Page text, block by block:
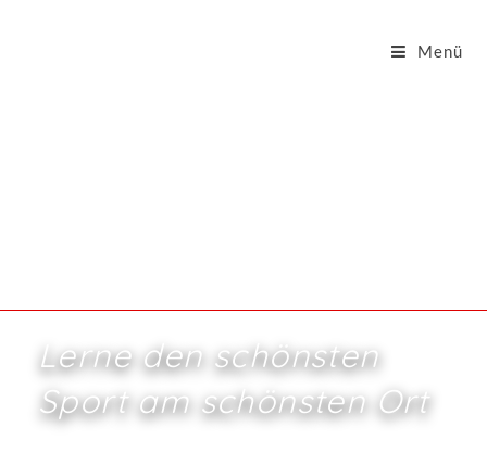
Menü
Lerne den schönsten
Sport am schönsten Ort